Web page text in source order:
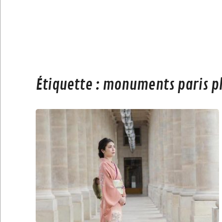
Étiquette : monuments paris